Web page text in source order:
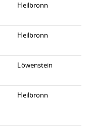
Heilbronn
Heilbronn
Löwenstein
Heilbronn